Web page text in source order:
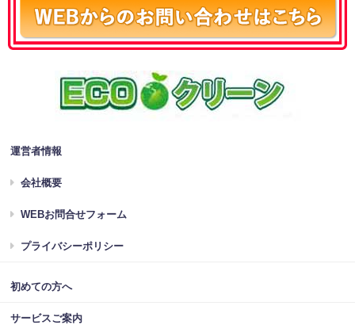
運営者情報
会社概要
WEBお問合せフォーム
プライバシーポリシー
初めての方へ
サービスご案内